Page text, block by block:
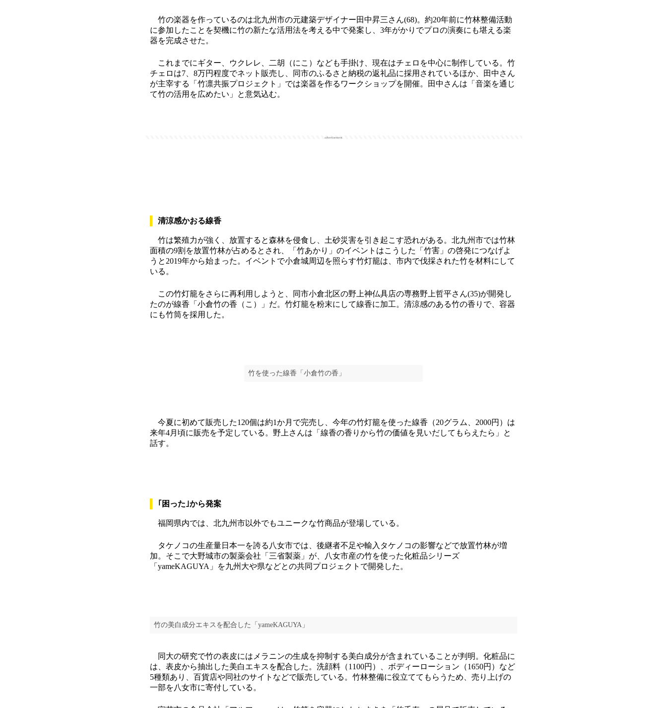
竹の楽器を作っているのは北九州市の元建築デザイナー田中昇三さん(68)。約20年前に竹林整備活動
に参加したことを契機に竹の新たな活用法を考える中で発案し、3年がかりでプロの演奏にも堪える楽
器を完成させた。
これまでにギター、ウクレレ、二胡（にこ）なども手掛け、現在はチェロを中心に制作している。竹
チェロは7、8万円程度でネット販売し、同市のふるさと納税の返礼品に採用されているほか、田中さん
が主宰する「竹凛共振プロジェクト」では楽器を作るワークショップを開催。田中さんは「音楽を通じ
て竹の活用を広めたい」と意気込む。
advertisement
清涼感かおる線香
竹は繁殖力が強く、放置すると森林を侵食し、土砂災害を引き起こす恐れがある。北九州市では竹林
面積の9割を放置竹林が占めるとされ、「竹あかり」のイベントはこうした「竹害」の啓発につなげよ
うと2019年から始まった。イベントで小倉城周辺を照らす竹灯籠は、市内で伐採された竹を材料にして
いる。
この竹灯籠をさらに再利用しようと、同市小倉北区の野上神仏具店の専務野上哲平さん(35)が開発し
たのが線香「小倉竹の香（こ）」だ。竹灯籠を粉末にして線香に加工。清涼感のある竹の香りで、容器
にも竹筒を採用した。
竹を使った線香「小倉竹の香」
今夏に初めて販売した120個は約1か月で完売し、今年の竹灯籠を使った線香（20グラム、2000円）は
来年4月頃に販売を予定している。野上さんは「線香の香りから竹の価値を見いだしてもらえたら」と
話す。
｢困った｣から発案
福岡県内では、北九州市以外でもユニークな竹商品が登場している。
タケノコの生産量日本一を誇る八女市では、後継者不足や輸入タケノコの影響などで放置竹林が増
加。そこで大野城市の製薬会社「三省製薬」が、八女市産の竹を使った化粧品シリーズ
「yameKAGUYA」を九州大や県などとの共同プロジェクトで開発した。
竹の美白成分エキスを配合した「yameKAGUYA」
同大の研究で竹の表皮にはメラニンの生成を抑制する美白成分が含まれていることが判明。化粧品に
は、表皮から抽出した美白エキスを配合した。洗顔料（1100円）、ボディーローション（1650円）など
5種類あり、百貨店や同社のサイトなどで販売している。竹林整備に役立ててもらうため、売り上げの
一部を八女市に寄付している。